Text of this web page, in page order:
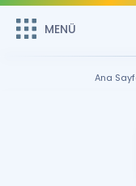
MENÜ
Remzi Hoca ile seni
MENÜ
Ana